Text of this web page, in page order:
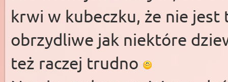
krwi w kubeczku, że nie
obrzydliwe jak niektóre
też raczej trudno